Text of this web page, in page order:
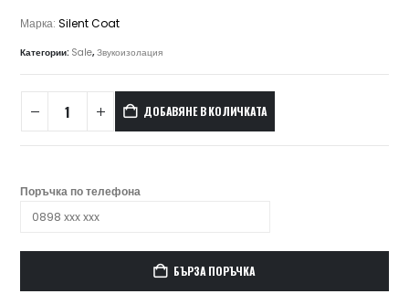
Марка:Silent Coat
Категории: Sale,Звукоизолация
ДОБАВЯНЕ В КОЛИЧКАТА
Поръчка по телефона
БЪРЗА ПОРЪЧКА